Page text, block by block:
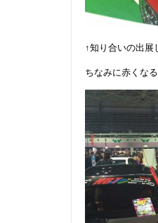
↑知り合いの出展
ちなみに赤くな